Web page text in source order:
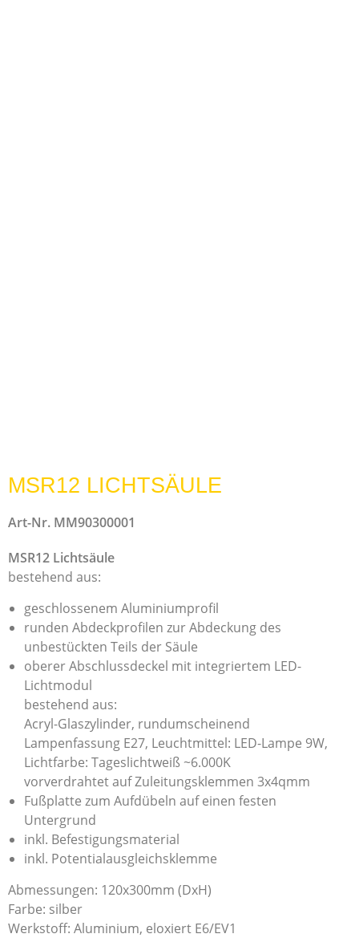
MSR12 LICHTSÄULE
Art-Nr. MM90300001
MSR12 Lichtsäule
bestehend aus:
geschlossenem Aluminiumprofil
runden Abdeckprofilen zur Abdeckung des
unbestückten Teils der Säule
oberer Abschlussdeckel mit integriertem LED-
Lichtmodul
bestehend aus:
Acryl-Glaszylinder, rundumscheinend
Lampenfassung E27, Leuchtmittel: LED-Lampe 9W,
Lichtfarbe: Tageslichtweiß ~6.000K
vorverdrahtet auf Zuleitungsklemmen 3x4qmm
Fußplatte zum Aufdübeln auf einen festen
Untergrund
inkl. Befestigungsmaterial
inkl. Potentialausgleichsklemme
Abmessungen: 120x300mm (DxH)
Farbe: silber
Werkstoff: Aluminium, eloxiert E6/EV1